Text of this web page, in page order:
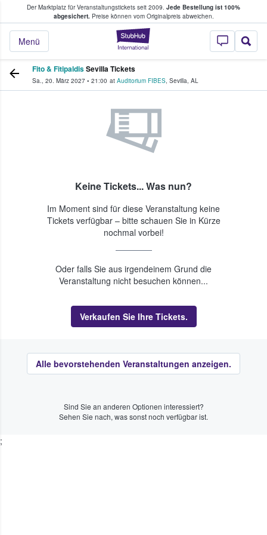
Der Marktplatz für Veranstaltungstickets seit 2009. Jede Bestellung ist 100%
abgesichert.Preise können vom Originalpreis abweichen.
StubHub - Wo
Menü
Tickets kaufen & verkaufen
Fito & FitipaldisSevilla Tickets
Sa., 20. März 2027 • 21:00 at Auditorium FIBES, Sevilla, AL
Keine Tickets... Was nun?
Im Moment sind für diese Veranstaltung keine
Tickets verfügbar – bitte schauen Sie in Kürze
nochmal vorbei!
Oder falls Sie aus irgendeinem Grund die
Veranstaltung nicht besuchen können...
Verkaufen Sie Ihre Tickets.
Alle bevorstehenden Veranstaltungen anzeigen.
Sind Sie an anderen Optionen interessiert?
Sehen Sie nach, was sonst noch verfügbar ist.
;